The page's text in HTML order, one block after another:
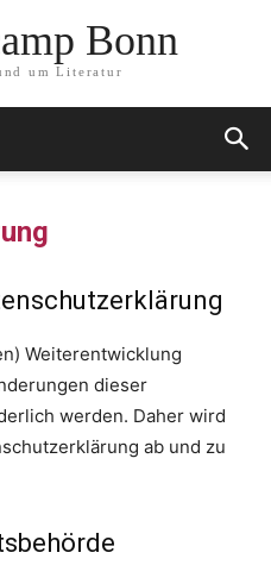
Bonn
um Literatur
Weiterentwicklung
dieser
werden. Daher wird
ab und zu